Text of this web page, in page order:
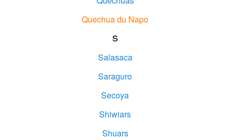
Quechua du Napo
S
Salasaca
Saraguro
Secoya
Shiwiars
Shuars